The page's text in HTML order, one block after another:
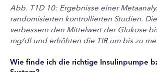
Abb. T1D 10: Ergebnisse einer
randomisierten kontrollierten Studien.
verbessern den Mittelwert der Glukose
mg/dl und erhöhten die TIR um bis zu
Wie finde ich die richtige Insulinpumpe